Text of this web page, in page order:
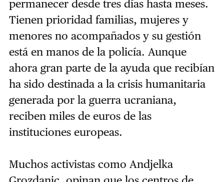
permanecer desde tres días hasta meses.
Tienen prioridad familias, mujeres y
menores no acompañados y su gestión
está en manos de la policía. Aunque
ahora gran parte de la ayuda que recibían
ha sido destinada a la crisis humanitaria
generada por la guerra ucraniana,
reciben miles de euros de las
instituciones europeas.
Muchos activistas como Andjelka